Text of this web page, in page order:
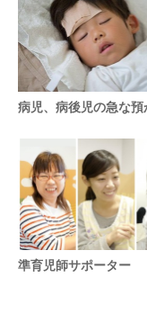
病児、病後児の急な預
準育児師サポーター